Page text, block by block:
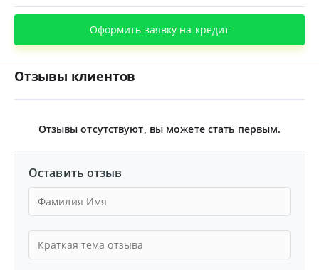
Оформить заявку на кредит
Отзывы клиентов
Отзывы отсутствуют, вы можете стать первым.
Оставить отзыв